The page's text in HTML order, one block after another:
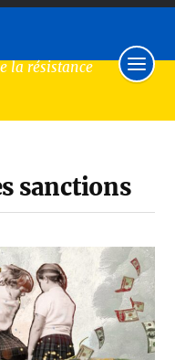
la résistance
sanctions